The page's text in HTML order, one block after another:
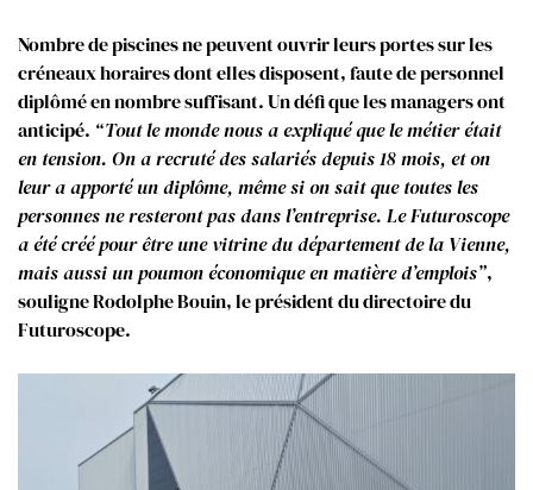
Nombre de piscines ne peuvent ouvrir leurs portes sur les
créneaux horaires dont elles disposent, faute de personnel
diplômé en nombre suffisant. Un défi que les managers ont
anticipé. “Tout le monde nous a expliqué que le métier était
en tension. On a recruté des salariés depuis 18 mois, et on
leur a apporté un diplôme, même si on sait que toutes les
personnes ne resteront pas dans l’entreprise. Le Futuroscope
a été créé pour être une vitrine du département de la Vienne,
mais aussi un poumon économique en matière d’emplois”,
souligne Rodolphe Bouin, le président du directoire du
Futuroscope.